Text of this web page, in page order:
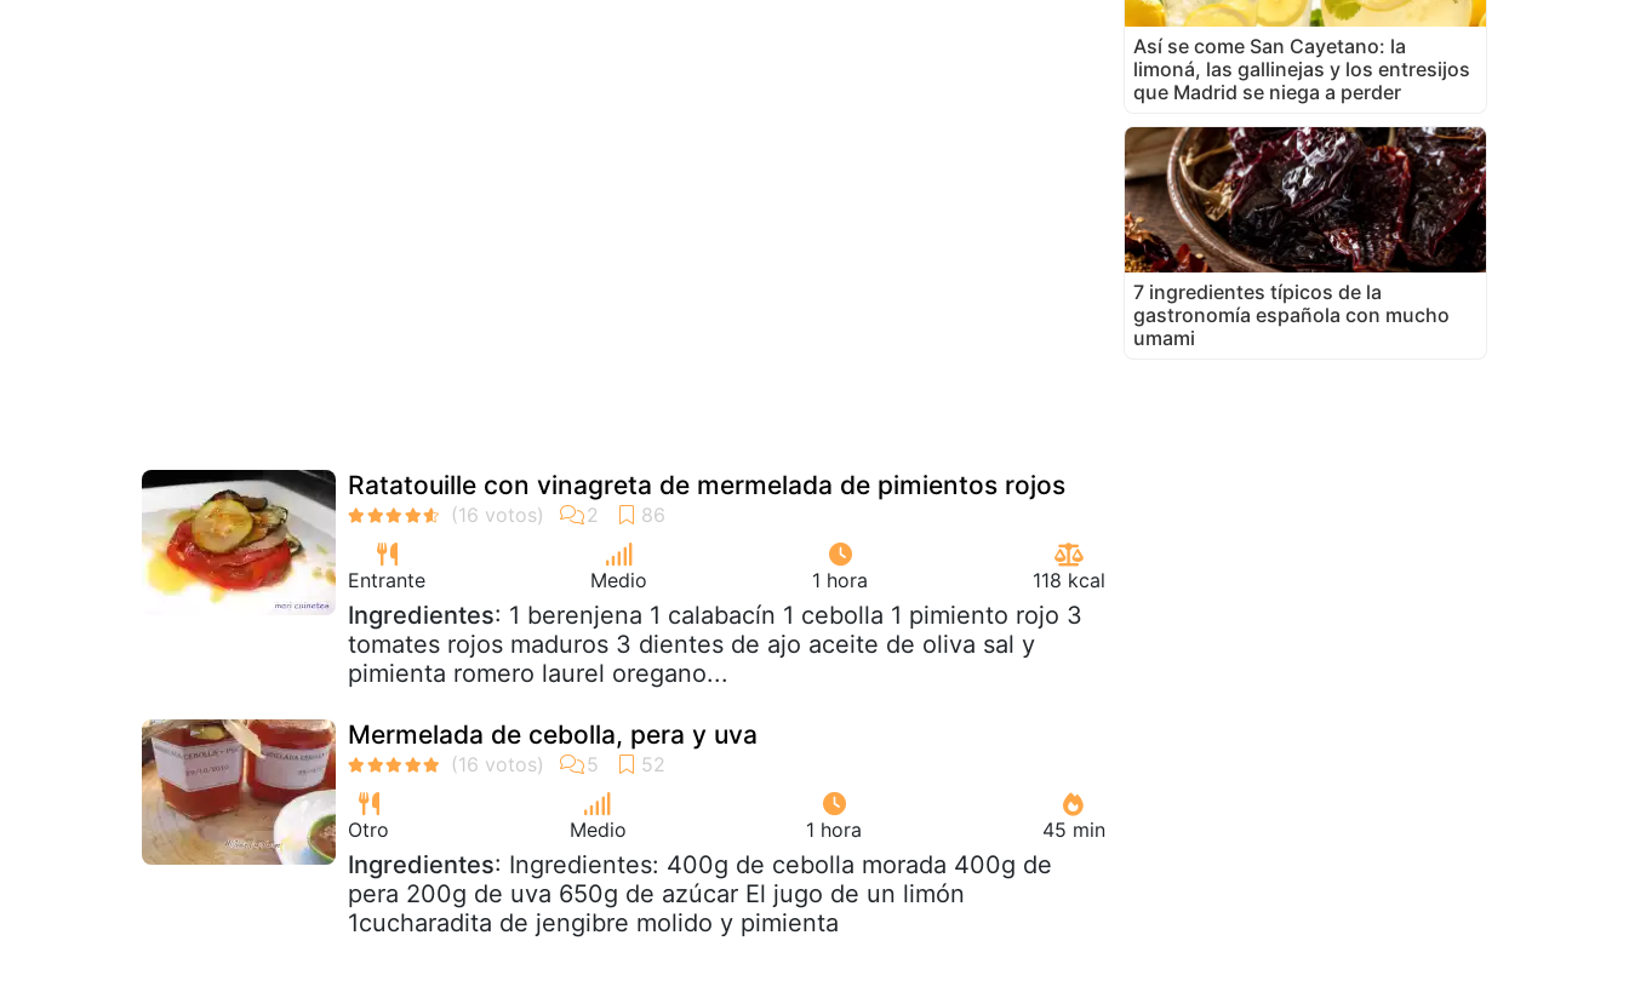
Ratatouille con vinagreta de mermelada de pimientos rojos
Entrante Medio 1 hora 118 kcal
Ingredientes: 1 berenjena 1 calabacín 1 cebolla 1 pimiento rojo 3
tomates rojos maduros 3 dientes de ajo aceite de oliva sal y
pimienta romero laurel oregano...
Mermelada de cebolla, pera y uva
Otro Medio 1 hora 45 min
Ingredientes: Ingredientes: 400g de cebolla morada 400g de
pera 200g de uva 650g de azúcar El jugo de un limón
1cucharadita de jengibre molido y pimienta
Así se come San Cayetano: la
limoná, las gallinejas y los entresijos
que Madrid se niega a perder
7 ingredientes típicos de la
gastronomía española con mucho
umami